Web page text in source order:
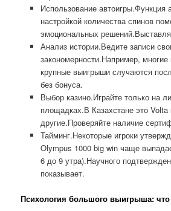
Использование автоигры.Функция
настройкой количества спинов
эмоциональных
Анализ истории.Ведите записи
закономерности.Например, многие
крупные выигрыши случаются
без бонуса.
Выбор казино.Играйте только на
площадках.В Казахстане это Volta
другие.Проверяйте наличие
Тайминг.Некоторые игроки
Olympus 1000 big win чаще
6 до 9 утра).Научного
показывает.
Психология большого выигрыша: что